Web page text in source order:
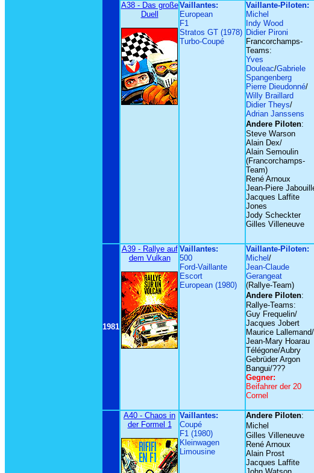
A38 - Das große
Duell
Vaillantes:
European
F1
Stratos GT (1978)
Turbo-Coupé
Vaillante-Piloten:
Michel
Indy Wood
Didier Pironi
Francorchamps-
Teams:
Yves
Douleac/Gabriele
Spangenberg
Pierre Dieudonné/
Willy Braillard
Didier Theys/
Adrian Janssens
Andere Piloten:
Steve Warson
Alain Dex/
Alain Semoulin
(Francorchamps-
Team)
René Arnoux
Jean-Piere
Jacques Laffite
Jones
Jody Scheckter
Gilles Villeneuve
1981
A39 - Rallye auf
dem Vulkan
Vaillantes:
500
Ford-Vaillante
Escort
European (1980)
Vaillante-Piloten:
Michel /
Jean-Claude
Gerangeat
(Rallye-Team)
Andere Piloten:
Rallye-Teams:
Guy Frequelin/
Jacques Jobert
Maurice Lallemand/
Jean-Mary Hoarau
Télégone/Aubry
Gebrüder Argon
Bangui/???
Gegner:
Beifahrer der 20
Cornel
A40 - Chaos in
der Formel 1
Vaillantes:
Coupé
F1 (1980)
Kleinwagen
Limousine
Andere Piloten:
Michel
Gilles Villeneuve
René Arnoux
Alain Prost
Jacques Laffite